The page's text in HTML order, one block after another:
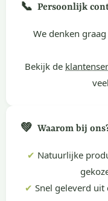
📞 Persoonlijk
We denken
Bekijk de
💚 Waarom bij
✔ Natuurlijke
✔ Snel geleverd